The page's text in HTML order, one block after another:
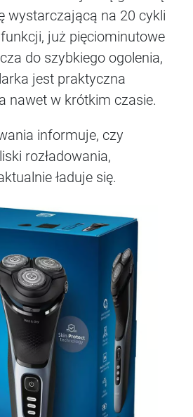
wystarczającą na 20 cykli
już pięciominutowe
do szybkiego ogolenia,
jest praktyczna
nawet w krótkim czasie.
informuje, czy
rozładowania,
ładuje się.